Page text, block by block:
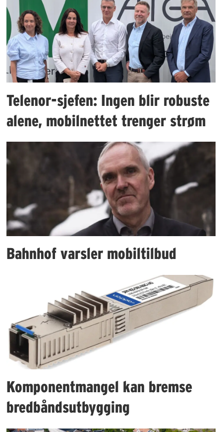
Telenor-sjefen: Ingen blir robuste
alene, mobilnettet trenger strøm
Bahnhof varsler mobiltilbud
Komponentmangel kan bremse
bredbåndsutbygging